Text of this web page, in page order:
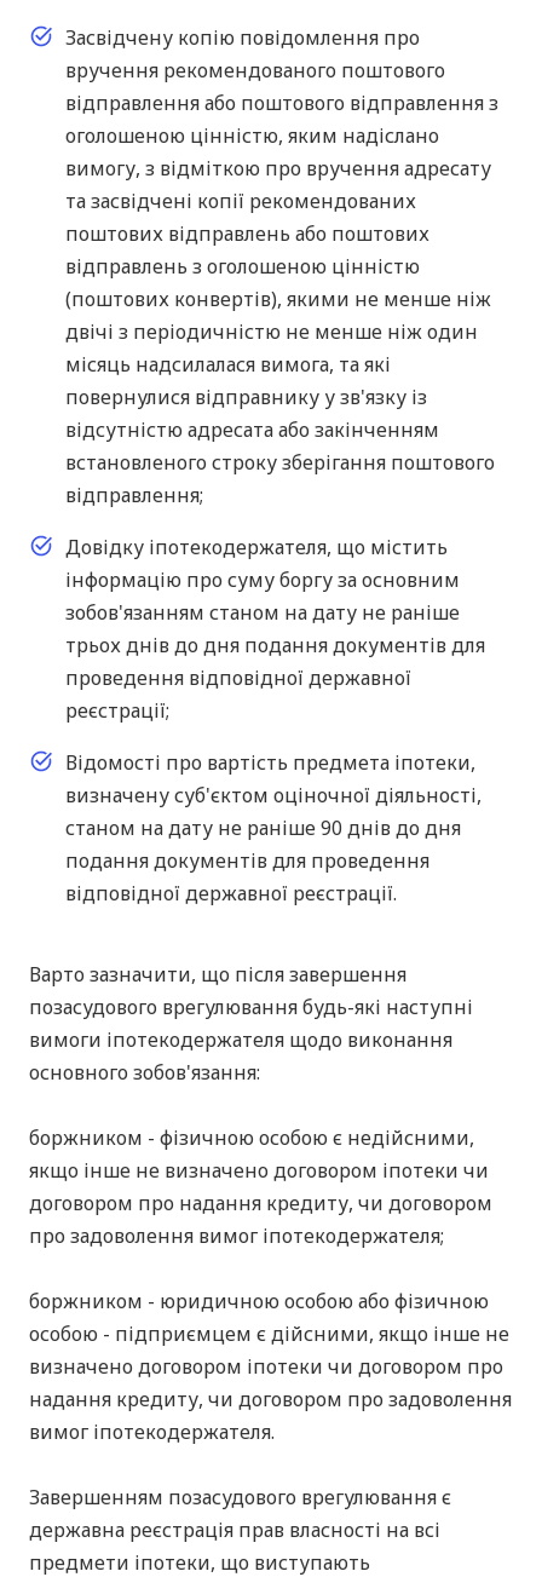
Засвідчену копію повідомлення про
вручення рекомендованого поштового
відправлення або поштового відправлення з
оголошеною цінністю, яким надіслано
вимогу, з відміткою про вручення адресату
та засвідчені копії рекомендованих
поштових відправлень або поштових
відправлень з оголошеною цінністю
(поштових конвертів), якими не менше ніж
двічі з періодичністю не менше ніж один
місяць надсилалася вимога, та які
повернулися відправнику у зв'язку із
відсутністю адресата або закінченням
встановленого строку зберігання поштового
відправлення;
Довідку іпотекодержателя, що містить
інформацію про суму боргу за основним
зобов'язанням станом на дату не раніше
трьох днів до дня подання документів для
проведення відповідної державної
реєстрації;
Відомості про вартість предмета іпотеки,
визначену суб'єктом оціночної діяльності,
станом на дату не раніше 90 днів до дня
подання документів для проведення
відповідної державної реєстрації.
Варто зазначити, що після завершення
позасудового врегулювання будь-які наступні
вимоги іпотекодержателя щодо виконання
основного зобов'язання:
боржником - фізичною особою є недійсними,
якщо інше не визначено договором іпотеки чи
договором про надання кредиту, чи договором
про задоволення вимог іпотекодержателя;
боржником - юридичною особою або фізичною
особою - підприємцем є дійсними, якщо інше не
визначено договором іпотеки чи договором про
надання кредиту, чи договором про задоволення
вимог іпотекодержателя.
Завершенням позасудового врегулювання є
державна реєстрація прав власності на всі
предмети іпотеки, що виступають